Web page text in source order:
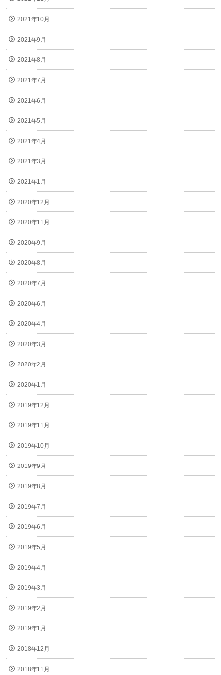
2021年10月
2021年9月
2021年8月
2021年7月
2021年6月
2021年5月
2021年4月
2021年3月
2021年1月
2020年12月
2020年11月
2020年9月
2020年8月
2020年7月
2020年6月
2020年4月
2020年3月
2020年2月
2020年1月
2019年12月
2019年11月
2019年10月
2019年9月
2019年8月
2019年7月
2019年6月
2019年5月
2019年4月
2019年3月
2019年2月
2019年1月
2018年12月
2018年11月